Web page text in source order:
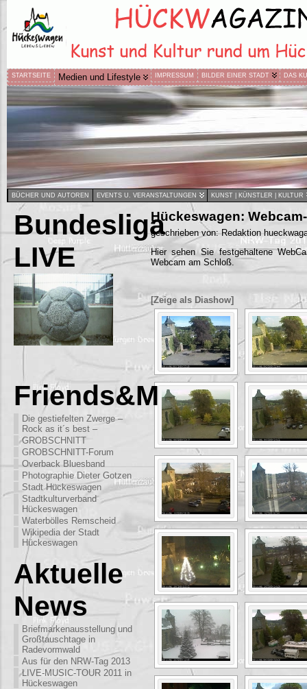
STARTSEITE Medien und Lifestyle IMPRESSUM BILDER EINER STADT DAS
BÜCHER UND AUTOREN EVENTS U. VERANSTALTUNGEN KUNST | KÜNSTLER | KULTUR
Bundesliga
LIVE
Friends&More
Die gestiefelten Zwerge –
Rock as it´s best –
GROBSCHNITT
GROBSCHNITT-Forum
Overback Bluesband
Photographie Dieter Gotzen
Stadt Hückeswagen
Stadtkulturverband
Hückeswagen
Waterbölles Remscheid
Wikipedia der Stadt
Hückeswagen
Aktuelle
News
Briefmarkenausstellung und
Großtauschtage in
Radevormwald
Aus für den NRW-Tag 2013
LIVE-MUSIC-TOUR 2011 in
Hückeswagen
Hückeswagen:
geschrieben von: Redaktion
Hier sehen Sie festgehaltene
Webcam am Schloß.
[Zeige als Diashow]